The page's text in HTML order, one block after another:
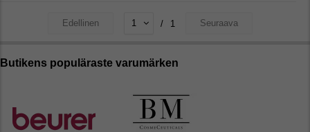
Edellinen / 1 Seuraava
Butikens populäraste varumärken